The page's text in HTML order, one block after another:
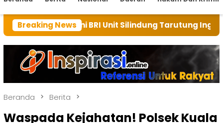
Breaking News
ini BRI Unit Silindung Tarutung Ingatkan Kebaikan
Beranda Berita
Waspada Kejahatan! Polsek Kuala